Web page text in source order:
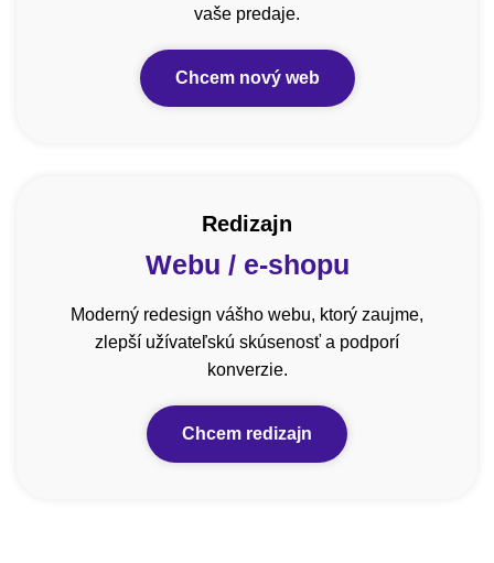
vaše predaje.
Chcem nový web
Redizajn
Webu / e-shopu
Moderný redesign vášho webu, ktorý zaujme,
zlepší užívateľskú skúsenosť a podporí
konverzie.
Chcem redizajn